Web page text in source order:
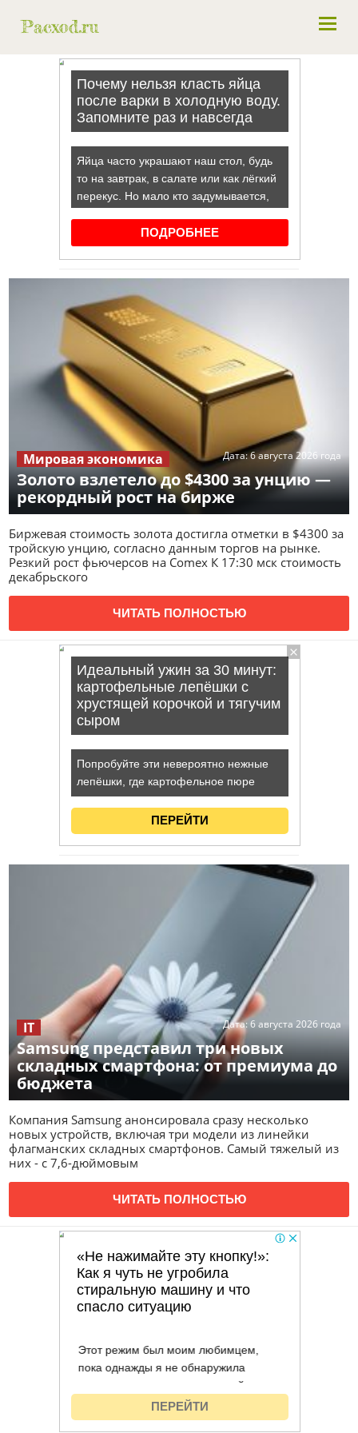
Золото взлетело до $4300 за унцию —
рекордный рост на бирже
Дата:6 августа 2026 года
Мировая экономика
Биржевая стоимость золота достигла отметки в $4300 за
тройскую унцию, согласно данным торгов на рынке.
Резкий рост фьючерсов на Comex К 17:30 мск стоимость
декабрьского
ЧИТАТЬ ПОЛНОСТЬЮ
Samsung представил три новых
складных смартфона: от премиума до
бюджета
Дата:6 августа 2026 года
IT
Компания Samsung анонсировала сразу несколько
новых устройств, включая три модели из линейки
флагманских складных смартфонов. Самый тяжелый из
них - с 7,6-дюймовым
ЧИТАТЬ ПОЛНОСТЬЮ